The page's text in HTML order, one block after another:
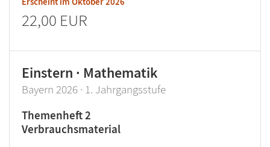
22,00 EUR
Einstern · Mathematik
Bayern 2026 · 1. Jahrgangsstufe
Themenheft 2
Verbrauchsmaterial